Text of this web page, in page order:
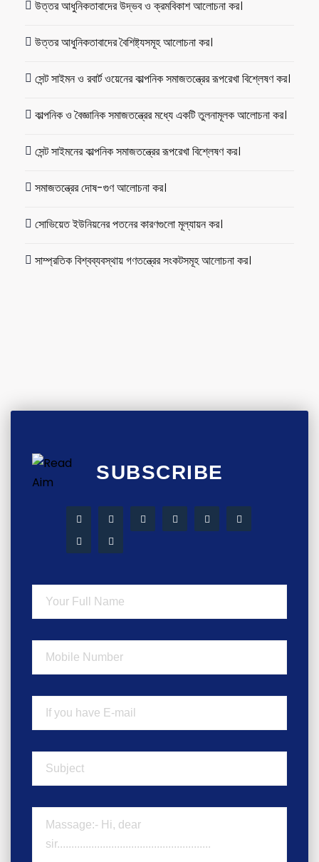
উত্তর আধুনিকতাবাদের উদ্ভব ও ক্রমবিকাশ আলোচনা কর।
উত্তর আধুনিকতাবাদের বৈশিষ্ট্যসমূহ আলোচনা কর।
সেন্ট সাইমন ও রবার্ট ওয়েনের কাল্পনিক সমাজতন্ত্রের রূপরেখা বিশ্লেষণ কর।
কাল্পনিক ও বৈজ্ঞানিক সমাজতন্ত্রের মধ্যে একটি তুলনামূলক আলোচনা কর।
সেন্ট সাইমনের কাল্পনিক সমাজতন্ত্রের রূপরেখা বিশ্লেষণ কর।
সমাজতন্ত্রের দোষ-গুণ আলোচনা কর।
সোভিয়েত ইউনিয়নের পতনের কারণগুলো মূল্যায়ন কর।
সাম্প্রতিক বিশ্বব্যবস্থায় গণতন্ত্রের সংকটসমূহ আলোচনা কর।
SUBSCRIBE